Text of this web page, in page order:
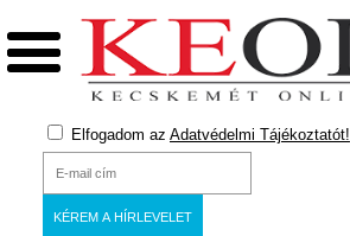
Elfogadom az Adatvédelmi Tájékoztatót!